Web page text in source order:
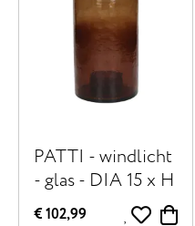
PATTI - windlicht
- glas - DIA 15 x H
25,5 cm - amber
€ 102,99